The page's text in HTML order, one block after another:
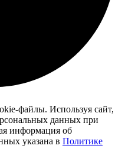
файлы. Используя сайт,
данных при
информация об
указана в Политике